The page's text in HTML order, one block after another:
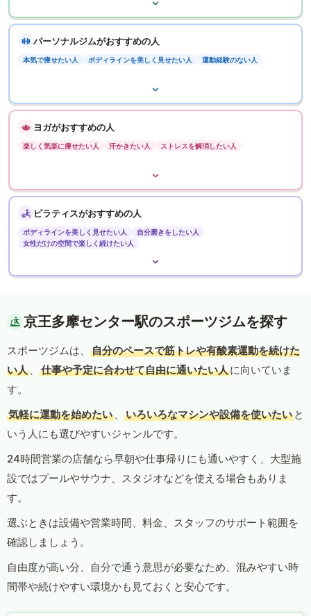
パーソナルジムがおすすめの人
本気で痩せたい人 ボディラインを美しく見せたい人 運動経験のない人
ヨガがおすすめの人
楽しく気楽に痩せたい人 汗かきたい人 ストレスを解消したい人
ピラティスがおすすめの人
ボディラインを美しく見せたい人
自分磨きをしたい人
女性だけの空間で楽しく続けたい人
京王多摩センター駅のスポーツジムを探す
スポーツジムは、
自分のペースで筋トレや有酸素運動を続けた
い人 、 仕事や予定に合わせて自由に通いたい人に向いていま
す。
気軽に運動を始めたい 、 いろいろなマシンや設備を使いたい と
いう人にも選びやすいジャンルです。
24時間営業の店舗なら早朝や仕事帰りにも通いやすく、大型施
設ではプールやサウナ、スタジオなどを使える場合もありま
す。
選ぶときは設備や営業時間、料金、スタッフのサポート範囲を
確認しましょう。
自由度が高い分、自分で通う意思が必要なため、混みやすい時
間帯や続けやすい環境かも見ておくと安心です。